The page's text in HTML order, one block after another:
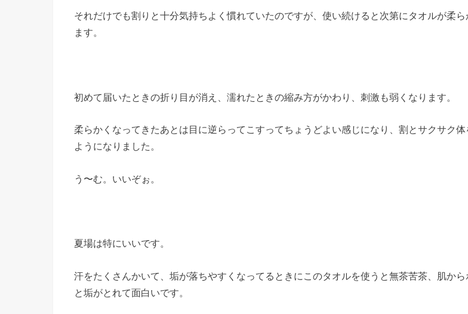
それだけでも割りと十分気持ちよく慣れていたのですが、使い続けると次第にタオルが柔ら
ます。
初めて届いたときの折り目が消え、濡れたときの縮み方がかわり、刺激も弱くなります。
柔らかくなってきたあとは目に逆らってこすってちょうどよい感じになり、割とサクサク体
ようになりました。
う〜む。いいぞぉ。
夏場は特にいいです。
汗をたくさんかいて、垢が落ちやすくなってるときにこのタオルを使うと無茶苦茶、肌から
と垢がとれて面白いです。